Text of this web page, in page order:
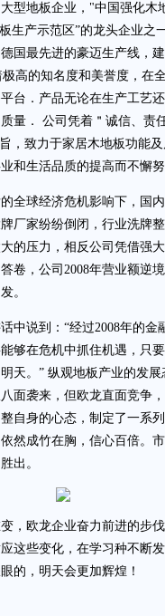
地板企业，"中国强化木
生产示范区”的龙头企业之
国最先进的豪迈生产线，
高的知名度和美誉度，在
台．产品无论在生产工艺
量． 公司凭着＂诚信、责
，致力于家居木地板功能
和生活品质的提高而不懈
球经济危机影响下，国
厂家纷纷倒闭，行业洗牌
的压力，相反公司凭借强
卷，公司2008年营业额逆
。
说到：“经过2008年的金
够在危机中抓住机遇，只
天。” 纵观地板产业的发
面袭来，但欧龙直面竞争
自身的心态，制定了一系
然成竹在胸，信心百倍。
出。
欧龙企业奋力前进的步伐
这些变化，在学习种不断
的，明天会更加辉煌！